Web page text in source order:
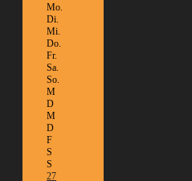
Mo.
Di.
Mi.
Do.
Fr.
Sa.
So.
M
D
M
D
F
S
S
27